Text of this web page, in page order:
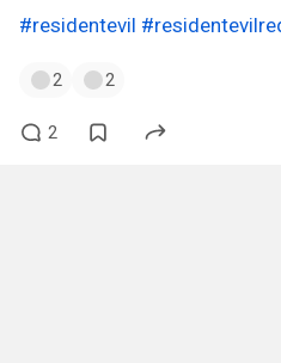
#residentevil
2 2
2